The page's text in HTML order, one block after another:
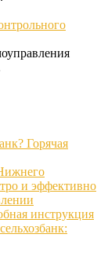
Горячая
и эффективно
инструкция